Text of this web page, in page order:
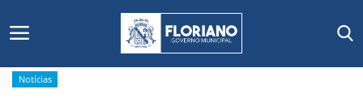
Notícias